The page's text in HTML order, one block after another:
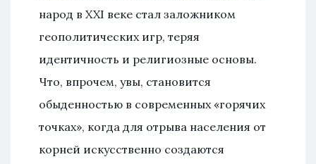
народ в XXI веке стал заложником
геополитических игр, теряя
идентичность и религиозные основы.
Что, впрочем, увы, становится
обыденностью в современных «горячих
точках», когда для отрыва населения от
корней искусственно создаются